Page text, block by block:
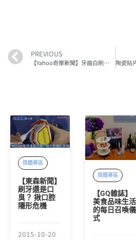
PREVIOUS
【Yahoo奇摩新聞】牙齒白刷了！ 台灣人蛀牙、牙周病亞洲之冠
媒體專區
【東森新聞】
刷牙還是口
臭？ 揪口腔
隱形危機
2015-10-20
媒體專區
【GQ雜誌】
美食品味生活
的每日召喚儀
式